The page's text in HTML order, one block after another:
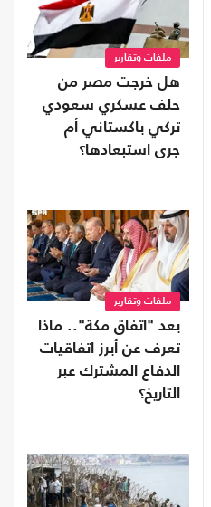
ملفات وتقارير
هل خرجت مصر من
حلف عسكري سعودي
تركي باكستاني أم
جرى استبعادها؟
ملفات وتقارير
بعد "اتفاق مكة".. ماذا
تعرف عن أبرز اتفاقيات
الدفاع المشترك عبر
التاريخ؟